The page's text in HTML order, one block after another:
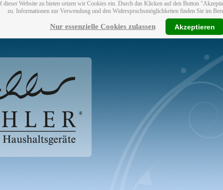
dieser Website zu bieten setzen wir Cookies ein. Durch das Klicken auf den Button
zu. Informationen zur Verwendung und den Widerspruchsmöglichkeiten finden Sie im
Nur essenzielle Cookies zulassen Akzeptieren